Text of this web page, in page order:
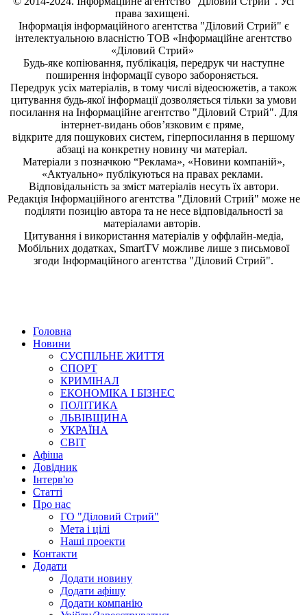
права захищені.
Інформація інформаційного агентства "Діловий Стрий" є
інтелектуальною власністю ТОВ «Інформаційне агентство
«Діловий Стрий»
Будь-яке копiювання, публiкацiя, передрук чи наступне
поширення iнформацiї суворо забороняється.
Передрук усіх матеріалів, в тому числі відеосюжетів, а також
цитування будь-якої інформації дозволяється тільки за умови
посилання на Інформаційне агентство "Діловий Стрий". Для
інтернет-видань обов’язковим є пряме,
відкрите для пошукових систем, гіперпосилання в першому
абзаці на конкретну новину чи матеріал.
Матеріали з позначкою “Реклама», «Новини компаній»,
«Актуально» публікуються на правах реклами.
Відповідальність за зміст матеріалів несуть їх автори.
Редакція Інформаційного агентства "Діловий Стрий" може не
поділяти позицію автора та не несе відповідальності за
матеріалами авторів.
Цитування і використання матеріалів у оффлайн-медіа,
Мобільних додатках, SmartTV можливе лише з письмової
згоди Інформаційного агентства "Діловий Стрий".
Головна
Новини
СУСПІЛЬНЕ ЖИТТЯ
СПОРТ
КРИМІНАЛ
ЕКОНОМІКА І БІЗНЕС
ПОЛІТИКА
ЛЬВІВЩИНА
УКРАЇНА
СВІТ
Афіша
Довідник
Інтерв'ю
Статті
Про нас
ГО "Діловий Стрий"
Мета і цілі
Наші проекти
Контакти
Додати
Додати новину
Додати афішу
Додати компанію